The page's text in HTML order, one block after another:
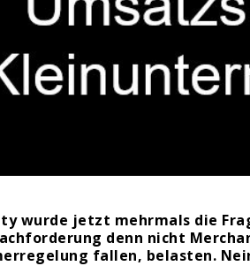
wurde jetzt mehrmals die
denn nicht
fallen, belasten.